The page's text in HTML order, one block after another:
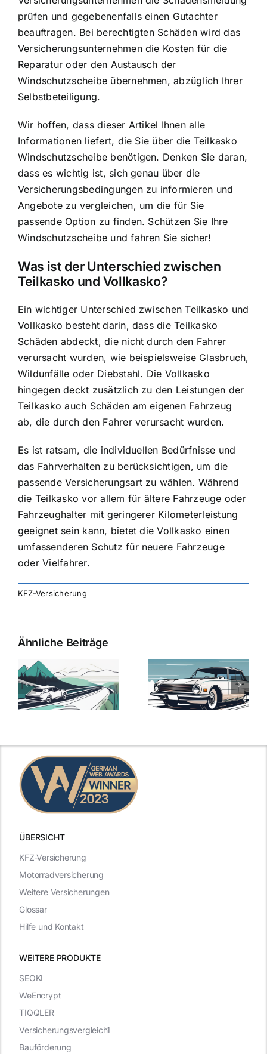
prüfen und gegebenenfalls einen Gutachter
beauftragen. Bei berechtigten Schäden wird das
Versicherungsunternehmen die Kosten für die
Reparatur oder den Austausch der
Windschutzscheibe übernehmen, abzüglich Ihrer
Selbstbeteiligung.
Wir hoffen, dass dieser Artikel Ihnen alle
Informationen liefert, die Sie über die Teilkasko
Windschutzscheibe benötigen. Denken Sie daran,
dass es wichtig ist, sich genau über die
Versicherungsbedingungen zu informieren und
Angebote zu vergleichen, um die für Sie
passende Option zu finden. Schützen Sie Ihre
Windschutzscheibe und fahren Sie sicher!
Was ist der Unterschied zwischen
Teilkasko und Vollkasko?
Ein wichtiger Unterschied zwischen Teilkasko und
Vollkasko besteht darin, dass die Teilkasko
Schäden abdeckt, die nicht durch den Fahrer
verursacht wurden, wie beispielsweise Glasbruch,
Wildunfälle oder Diebstahl. Die Vollkasko
hingegen deckt zusätzlich zu den Leistungen der
Teilkasko auch Schäden am eigenen Fahrzeug
ab, die durch den Fahrer verursacht wurden.
Es ist ratsam, die individuellen Bedürfnisse und
das Fahrverhalten zu berücksichtigen, um die
passende Versicherungsart zu wählen. Während
die Teilkasko vor allem für ältere Fahrzeuge oder
Fahrzeughalter mit geringerer Kilometerleistung
geeignet sein kann, bietet die Vollkasko einen
umfassenderen Schutz für neuere Fahrzeuge
oder Vielfahrer.
KFZ-Versicherung
Ähnliche Beiträge
Versicherung:
Günstige Kfz-
Versicherungstarife
mit Top-
Kfz-
Die besten
Angebote im
ÜBERSICHT
WEITERE PRODUKTE
KFZ-Versicherung
Motorradversicherung
Weitere Versicherungen
Glossar
Hilfe und Kontakt
SEOKI
WeEncrypt
TIQQLER
Versicherungsvergleich1
Bauförderung